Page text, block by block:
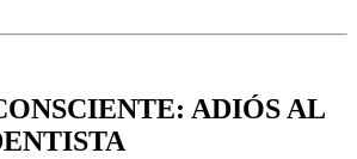
ADIÓS AL